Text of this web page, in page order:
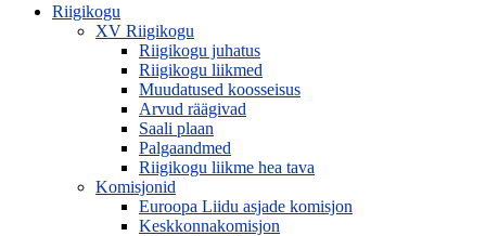
Riigikogu
XV Riigikogu
Riigikogu juhatus
Riigikogu liikmed
Muudatused koosseisus
Arvud räägivad
Saali plaan
Palgaandmed
Riigikogu liikme hea tava
Komisjonid
Euroopa Liidu asjade komisjon
Keskkonnakomisjon